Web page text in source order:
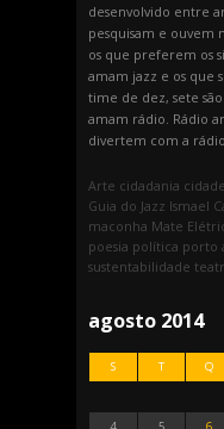
desenvolvido entre
pesquisam e ouvem
os que preferem os
amam jazz e os que
time de dez, sete
amam rádio. Rádio
divertem com a
Arte cidadania cidade
Guia do Jazz Ismael
maconha Mate
poesia política porto
sustentabilidade
agosto 2014
S T Q